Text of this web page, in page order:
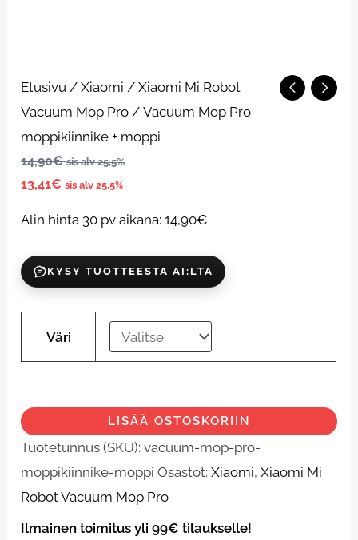
Etusivu /Xiaomi /Xiaomi Mi Robot
Vacuum Mop Pro / Vacuum Mop Pro
moppikiinnike + moppi
14,90€ sis alv 25,5%
13,41€ sis alv 25,5%
Alin hinta 30 pv aikana:14,90€.
KYSY TUOTTEESTA AI:LTA
Väri
Vacuum
Mop
Pro
moppikiinnike
+
LISÄÄ OSTOSKORIIN
Tuotetunnus (SKU):vacuum-mop-pro-
moppikiinnike-moppi Osastot:Xiaomi,Xiaomi Mi
Robot Vacuum Mop Pro
Ilmainen toimitus yli 99€ tilaukselle!